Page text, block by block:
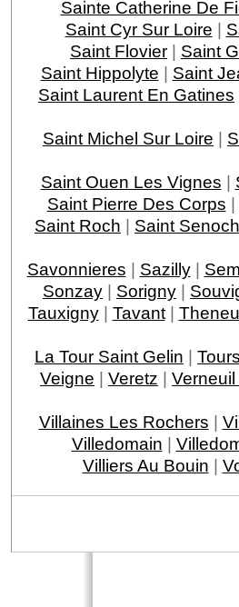
Sainte Catherine De
Saint Cyr Sur Loire |
Saint Flovier | Saint
Saint Hippolyte | Saint
Saint Laurent En Gatines
Saint Michel Sur Loire |
Saint Ouen Les Vignes |
Saint Pierre Des Corps |
Saint Roch | Saint Senoch
Savonnieres | Sazilly|
Sonzay | Sorigny |
Tauxigny| Tavant|
La Tour Saint Gelin | Tours
Veigne | Veretz |
Villaines Les Rochers |
Villedomain |
Villiers Au Bouin |